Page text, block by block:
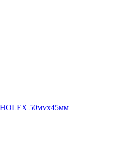
HOLEX 50ммх45мм